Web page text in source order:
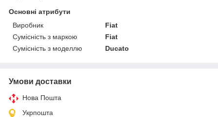
Основні атрибути
Виробник
Fiat
Сумісність з маркою
Fiat
Сумісність з моделлю
Ducato
Умови доставки
Нова Пошта
Укрпошта